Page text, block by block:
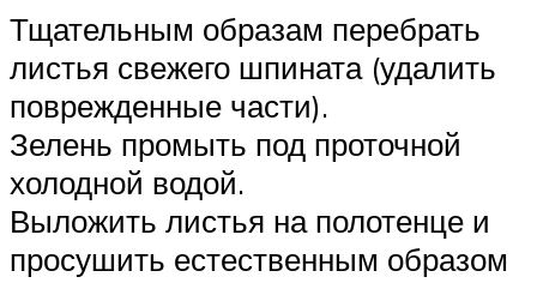
Тщательным образам перебрать
листья свежего шпината (удалить
поврежденные части).
Зелень промыть под проточной
холодной водой.
Выложить листья на полотенце и
просушить естественным образом